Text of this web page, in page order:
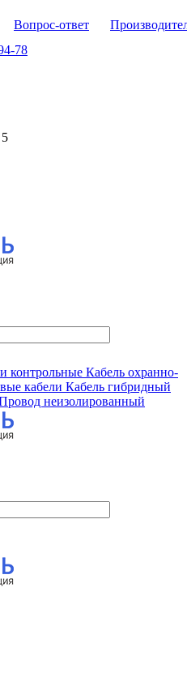
Вопрос-ответ
78
контрольные Кабель охранно-
кабели Кабель гибридный
неизолированный